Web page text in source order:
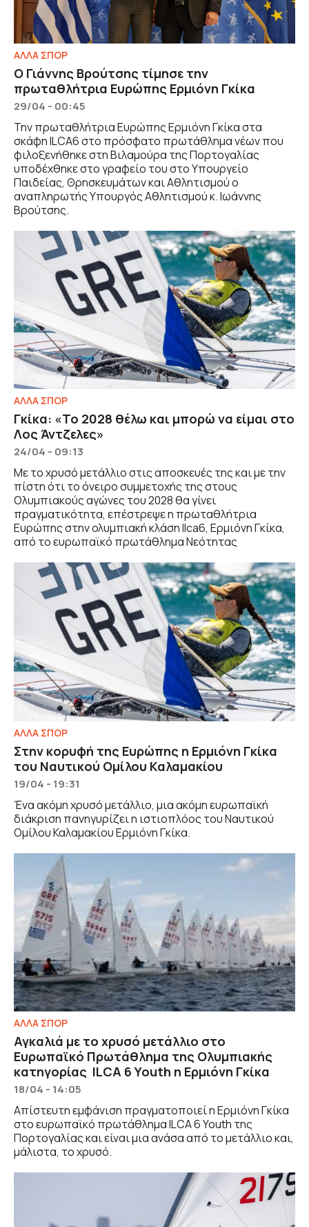
ΑΛΛΑ ΣΠΟΡ
Ο Γιάννης Βρούτσης τίμησε την
πρωταθλήτρια Ευρώπης Ερμιόνη Γκίκα
29/04 - 00:45
Την πρωταθλήτρια Ευρώπης Ερμιόνη Γκίκα στα
σκάφη ILCA6 στο πρόσφατο πρωτάθλημα νέων που
φιλοξενήθηκε στη Βιλαμούρα της Πορτογαλίας
υποδέχθηκε στο γραφείο του στο Υπουργείο
Παιδείας, Θρησκευμάτων και Αθλητισμού ο
αναπληρωτής Υπουργός Αθλητισμού κ. Ιωάννης
Βρούτσης.
ΑΛΛΑ ΣΠΟΡ
Γκίκα: «Το 2028 θέλω και μπορώ να είμαι στο
Λος Άντζελες»
24/04 - 09:13
Με το χρυσό μετάλλιο στις αποσκευές της και με την
πίστη ότι το όνειρο συμμετοχής της στους
Ολυμπιακούς αγώνες του 2028 θα γίνει
πραγματικότητα, επέστρεψε η πρωταθλήτρια
Ευρώπης στην ολυμπιακή κλάση Ilca6, Ερμιόνη Γκίκα,
από το ευρωπαϊκό πρωτάθλημα Νεότητας
ΑΛΛΑ ΣΠΟΡ
Στην κορυφή της Ευρώπης η Ερμιόνη Γκίκα
του Ναυτικού Ομίλου Καλαμακίου
19/04 - 19:31
Ένα ακόμη χρυσό μετάλλιο, μια ακόμη ευρωπαϊκή
διάκριση πανηγυρίζει η ιστιοπλόος του Ναυτικού
Ομίλου Καλαμακίου Ερμιόνη Γκίκα.
ΑΛΛΑ ΣΠΟΡ
Αγκαλιά με το χρυσό μετάλλιο στο
Ευρωπαϊκό Πρωτάθλημα της Ολυμπιακής
κατηγορίας ILCA 6 Youth η Ερμιόνη Γκίκα
18/04 - 14:05
Απίστευτη εμφάνιση πραγματοποιεί η Ερμιόνη Γκίκα
στο ευρωπαϊκό πρωτάθλημα ILCA 6 Youth της
Πορτογαλίας και είναι μια ανάσα από το μετάλλιο και,
μάλιστα, το χρυσό.